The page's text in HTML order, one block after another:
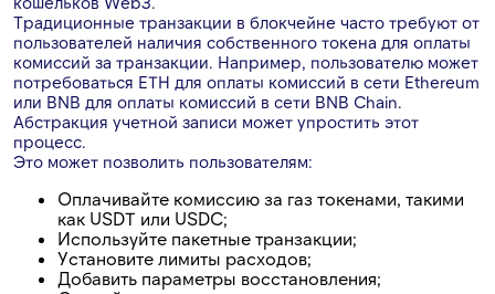
Традиционные транзакции в блокчейне часто требуют от
пользователей наличия собственного токена для оплаты
комиссий за транзакции. Например, пользователю может
потребоваться ETH для оплаты комиссий в сети Ethereum
или BNB для оплаты комиссий в сети BNB Chain.
Абстракция учетной записи может упростить этот
процесс.
Это может позволить пользователям:
Оплачивайте комиссию за газ токенами, такими
как USDT или USDC;
Используйте пакетные транзакции;
Установите лимиты расходов;
Добавить параметры восстановления;